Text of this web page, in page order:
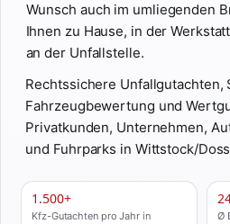
Wunsch auch im umliegenden
Ihnen zu Hause, in der
an der Unfallstelle.
Rechtssichere Unfallgutachten,
Fahrzeugbewertung und
Privatkunden, Unternehmen,
und Fuhrparks in Wittstock/
1.500+
Kfz-Gutachten pro Jahr in
Ø